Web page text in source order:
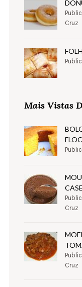
Cruz
Mais Vistas
Cruz
Cruz